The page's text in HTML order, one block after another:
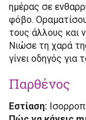
ημέρας σε
φόβο.
τους άλλους και
Νιώσε τη χαρά
γίνει οδηγός για
Παρθένος
Εστίαση: